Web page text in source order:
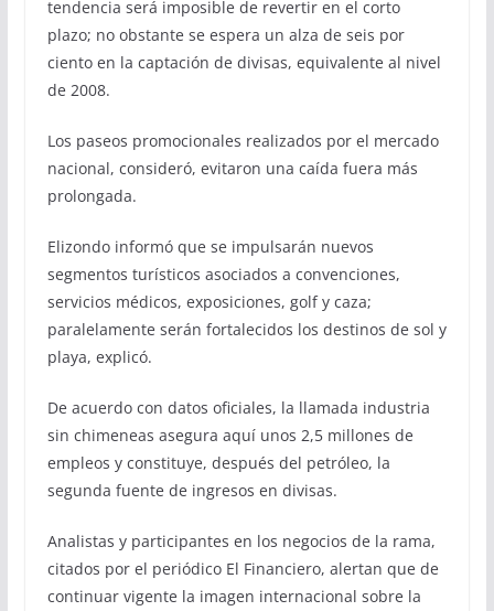
tendencia será imposible de revertir en el corto
plazo; no obstante se espera un alza de seis por
ciento en la captación de divisas, equivalente al nivel
de 2008.
Los paseos promocionales realizados por el mercado
nacional, consideró, evitaron una caída fuera más
prolongada.
Elizondo informó que se impulsarán nuevos
segmentos turísticos asociados a convenciones,
servicios médicos, exposiciones, golf y caza;
paralelamente serán fortalecidos los destinos de sol y
playa, explicó.
De acuerdo con datos oficiales, la llamada industria
sin chimeneas asegura aquí unos 2,5 millones de
empleos y constituye, después del petróleo, la
segunda fuente de ingresos en divisas.
Analistas y participantes en los negocios de la rama,
citados por el periódico El Financiero, alertan que de
continuar vigente la imagen internacional sobre la